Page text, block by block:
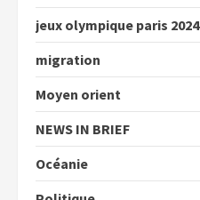
jeux olympique paris 2024
migration
Moyen orient
NEWS IN BRIEF
Océanie